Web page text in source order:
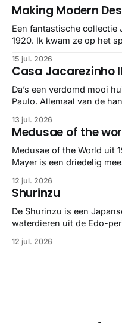
Making Modern
Een fantastische collectie
1920. Ik kwam ze op het
gebundeld in een: boek ✨
stuk netter getrokken,
minstens
15 jul. 2026
Casa Jacarezinho II
Da’s een verdomd mooi
Paulo. Allemaal van de
13 jul. 2026
Medusae of the
Medusae of the World uit
Mayer is een driedelig
gedetailleerd overzicht
taxonomie. Het boek staat bekend om de combinatie van
strikte wetenschap met
illustraties en
12 jul. 2026
Shurinzu
De Shurinzu is een
waterdieren uit de Edo-
bekend om verfijnde
12 jul. 2026